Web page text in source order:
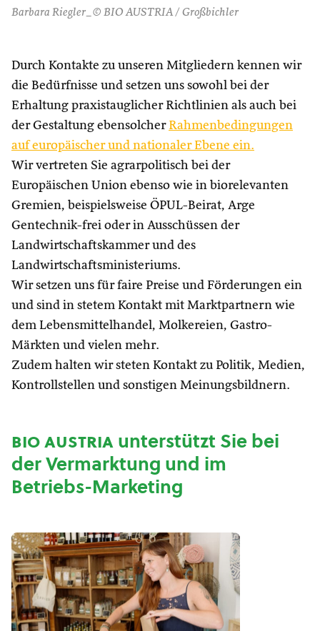
Barbara Riegler_© BIO AUSTRIA / Großbichler
Durch Kontakte zu unseren Mitgliedern kennen wir
die Bedürfnisse und setzen uns sowohl bei der
Erhaltung praxistauglicher Richtlinien als auch bei
der Gestaltung ebensolcher Rahmenbedingungen
auf europäischer und nationaler Ebene ein.
Wir vertreten Sie agrarpolitisch bei der
Europäischen Union ebenso wie in biorelevanten
Gremien, beispielsweise ÖPUL-Beirat, Arge
Gentechnik-frei oder in Ausschüssen der
Landwirtschaftskammer und des
Landwirtschaftsministeriums.
Wir setzen uns für faire Preise und Förderungen ein
und sind in stetem Kontakt mit Marktpartnern wie
dem Lebensmittelhandel, Molkereien, Gastro-
Märkten und vielen mehr.
Zudem halten wir steten Kontakt zu Politik, Medien,
Kontrollstellen und sonstigen Meinungsbildnern.
bio austriaunterstützt Sie bei
der Vermarktung und im
Betriebs-Marketing